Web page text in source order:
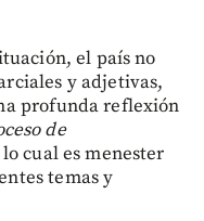
el país no
y adjetivas,
profunda reflexión
de
cual es menester
temas y